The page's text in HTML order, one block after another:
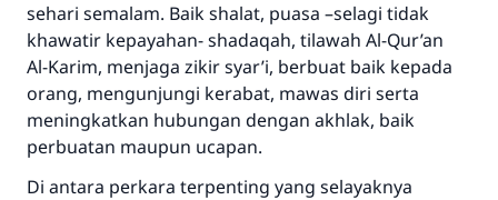
sehari semalam. Baik shalat, puasa –selagi tidak
khawatir kepayahan- shadaqah, tilawah Al-Qur’an
Al-Karim, menjaga zikir syar’i, berbuat baik kepada
orang, mengunjungi kerabat, mawas diri serta
meningkatkan hubungan dengan akhlak, baik
perbuatan maupun ucapan.
Di antara perkara terpenting yang selayaknya